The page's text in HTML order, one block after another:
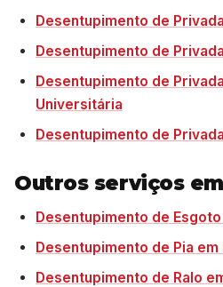
Desentupimento de
Desentupimento de
Desentupimento de
Universitária
Desentupimento de
Outros serviços
Desentupimento de
Desentupimento de Pia
Desentupimento de Ralo